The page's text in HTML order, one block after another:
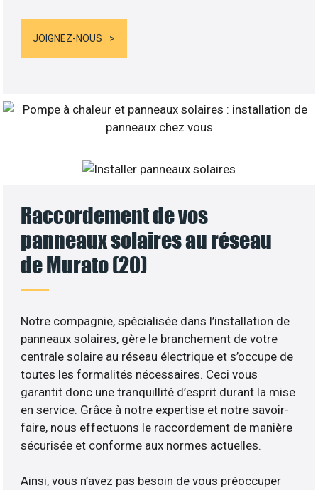
JOIGNEZ-NOUS
Raccordement de vos
panneaux solaires au réseau
de Murato (20)
Notre compagnie, spécialisée dans l’installation de
panneaux solaires, gère le branchement de votre
centrale solaire au réseau électrique et s’occupe de
toutes les formalités nécessaires. Ceci vous
garantit donc une tranquillité d’esprit durant la mise
en service. Grâce à notre expertise et notre savoir-
faire, nous effectuons le raccordement de manière
sécurisée et conforme aux normes actuelles.
Ainsi, vous n’avez pas besoin de vous préoccuper